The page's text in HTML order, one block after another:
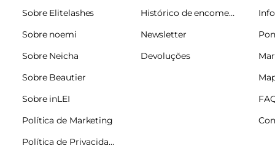
Sobre Elitelashes
Sobre noemi
Sobre Neicha
Sobre Beautier
Sobre inLEI
Política de Marketing
Política de Privacidade
Histórico de encomendas
Newsletter
Devoluções